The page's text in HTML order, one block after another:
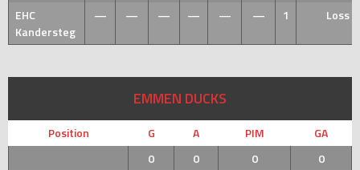
EHC
Kandersteg
— — — — — — 1 Loss
EMMEN DUCKS
Position G A PIM
GA
0
0 0 0